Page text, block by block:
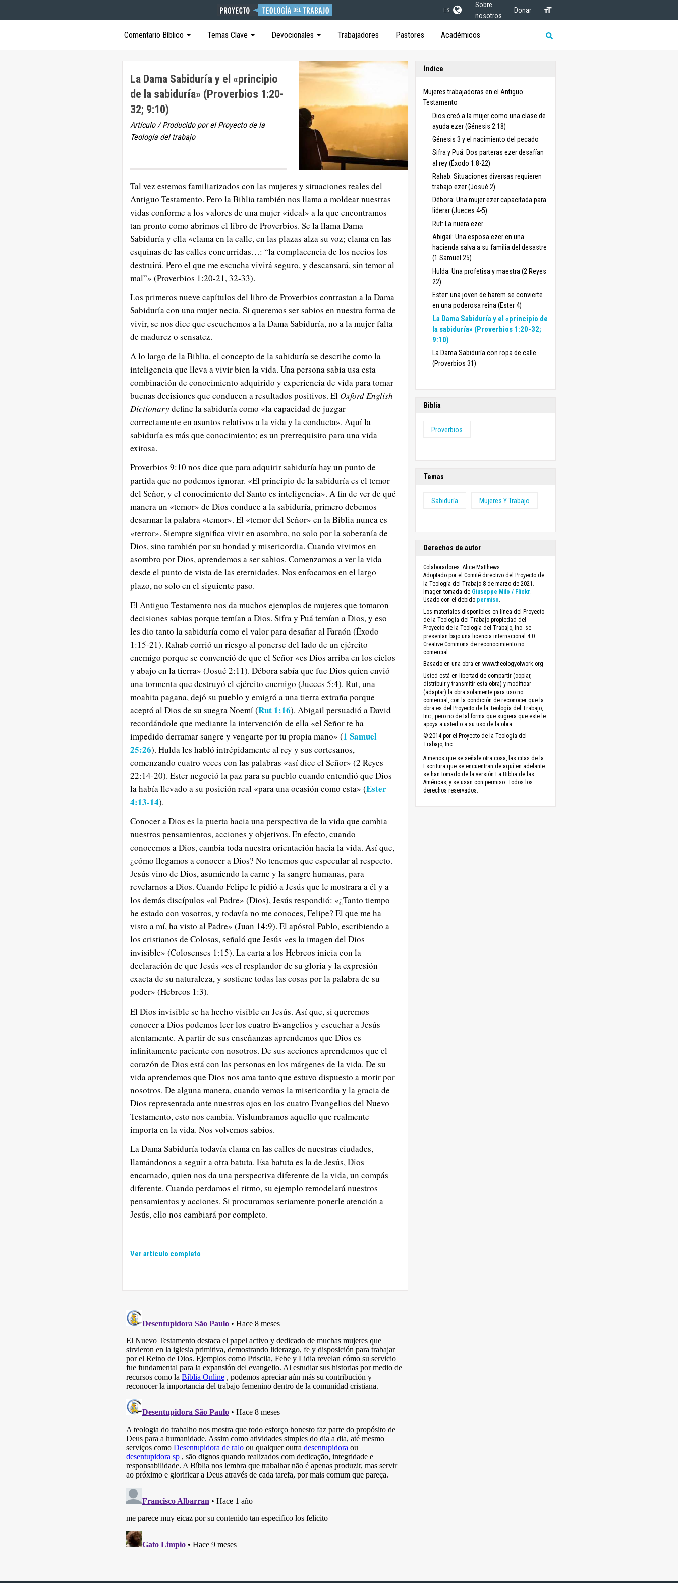
ES
Sobre
nosotros
Donar
Comentario Bíblico Temas Clave Devocionales Trabajadores Pastores Académicos
La Dama Sabiduría y el «principio
de la sabiduría» (Proverbios 1:20-
32; 9:10)
Artículo / Producido por el Proyecto de la
Teología del trabajo
Tal vez estemos familiarizados con las mujeres y situaciones reales del
Antiguo Testamento. Pero la Biblia también nos llama a moldear nuestras
vidas conforme a los valores de una mujer «ideal» a la que encontramos
tan pronto como abrimos el libro de Proverbios. Se la llama Dama
Sabiduría y ella «clama en la calle, en las plazas alza su voz; clama en las
esquinas de las calles concurridas…: “la complacencia de los necios los
destruirá. Pero el que me escucha vivirá seguro, y descansará, sin temor al
mal”» (Proverbios 1:20-21, 32-33).
Los primeros nueve capítulos del libro de Proverbios contrastan a la Dama
Sabiduría con una mujer necia. Si queremos ser sabios en nuestra forma de
vivir, se nos dice que escuchemos a la Dama Sabiduría, no a la mujer falta
de madurez o sensatez.
A lo largo de la Biblia, el concepto de la sabiduría se describe como la
inteligencia que lleva a vivir bien la vida. Una persona sabia usa esta
combinación de conocimiento adquirido y experiencia de vida para tomar
buenas decisiones que conducen a resultados positivos. El Oxford English
Dictionarydefine la sabiduría como «la capacidad de juzgar
correctamente en asuntos relativos a la vida y la conducta». Aquí la
sabiduría es más que conocimiento; es un prerrequisito para una vida
exitosa.
Proverbios 9:10 nos dice que para adquirir sabiduría hay un punto de
partida que no podemos ignorar. «El principio de la sabiduría es el temor
del Señor, y el conocimiento del Santo es inteligencia». A fin de ver de qué
manera un «temor» de Dios conduce a la sabiduría, primero debemos
desarmar la palabra «temor». El «temor del Señor» en la Biblia nunca es
«terror». Siempre significa vivir en asombro, no solo por la soberanía de
Dios, sino también por su bondad y misericordia. Cuando vivimos en
asombro por Dios, aprendemos a ser sabios. Comenzamos a ver la vida
desde el punto de vista de las eternidades. Nos enfocamos en el largo
plazo, no solo en el siguiente paso.
El Antiguo Testamento nos da muchos ejemplos de mujeres que tomaron
decisiones sabias porque temían a Dios. Sifra y Puá temían a Dios, y eso
les dio tanto la sabiduría como el valor para desafiar al Faraón (Éxodo
1:15-21). Rahab corrió un riesgo al ponerse del lado de un ejército
enemigo porque se convenció de que el Señor «es Dios arriba en los cielos
y abajo en la tierra» (Josué 2:11). Débora sabía que fue Dios quien envió
una tormenta que destruyó el ejército enemigo (Jueces 5:4). Rut, una
moabita pagana, dejó su pueblo y emigró a una tierra extraña porque
aceptó al Dios de su suegra Noemí (Rut 1:16). Abigail persuadió a David
recordándole que mediante la intervención de ella «el Señor te ha
impedido derramar sangre y vengarte por tu propia mano» (1 Samuel
25:26). Hulda les habló intrépidamente al rey y sus cortesanos,
comenzando cuatro veces con las palabras «así dice el Señor» (2 Reyes
22:14-20). Ester negoció la paz para su pueblo cuando entendió que Dios
la había llevado a su posición real «para una ocasión como esta» (Ester
4:13-14).
Conocer a Dios es la puerta hacia una perspectiva de la vida que cambia
nuestros pensamientos, acciones y objetivos. En efecto, cuando
conocemos a Dios, cambia toda nuestra orientación hacia la vida. Así que,
¿cómo llegamos a conocer a Dios? No tenemos que especular al respecto.
Jesús vino de Dios, asumiendo la carne y la sangre humanas, para
revelarnos a Dios. Cuando Felipe le pidió a Jesús que le mostrara a él y a
los demás discípulos «al Padre» (Dios), Jesús respondió: «¿Tanto tiempo
he estado con vosotros, y todavía no me conoces, Felipe? El que me ha
visto a mí, ha visto al Padre» (Juan 14:9). El apóstol Pablo, escribiendo a
los cristianos de Colosas, señaló que Jesús «es la imagen del Dios
invisible» (Colosenses 1:15). La carta a los Hebreos inicia con la
declaración de que Jesús «es el resplandor de su gloria y la expresión
exacta de su naturaleza, y sostiene todas las cosas por la palabra de su
poder» (Hebreos 1:3).
El Dios invisible se ha hecho visible en Jesús. Así que, si queremos
conocer a Dios podemos leer los cuatro Evangelios y escuchar a Jesús
atentamente. A partir de sus enseñanzas aprendemos que Dios es
infinitamente paciente con nosotros. De sus acciones aprendemos que el
corazón de Dios está con las personas en los márgenes de la vida. De su
vida aprendemos que Dios nos ama tanto que estuvo dispuesto a morir por
nosotros. De alguna manera, cuando vemos la misericordia y la gracia de
Dios representada ante nuestros ojos en los cuatro Evangelios del Nuevo
Testamento, esto nos cambia. Vislumbramos aquello que realmente
importa en la vida. Nos volvemos sabios.
La Dama Sabiduría todavía clama en las calles de nuestras ciudades,
llamándonos a seguir a otra batuta. Esa batuta es la de Jesús, Dios
encarnado, quien nos da una perspectiva diferente de la vida, un compás
diferente. Cuando perdamos el ritmo, su ejemplo remodelará nuestros
pensamientos y acciones. Si procuramos seriamente ponerle atención a
Jesús, ello nos cambiará por completo.
Ver artículo completo
Índice
Mujeres trabajadoras en el Antiguo
Testamento
Dios creó a la mujer como una clase de
ayuda ezer (Génesis 2:18)
Génesis 3 y el nacimiento del pecado
Sifra y Puá: Dos parteras ezer desafían
al rey (Éxodo 1:8-22)
Rahab: Situaciones diversas requieren
trabajo ezer (Josué 2)
Débora: Una mujer ezer capacitada para
liderar (Jueces 4-5)
Rut: La nuera ezer
Abigail: Una esposa ezer en una
hacienda salva a su familia del desastre
(1 Samuel 25)
Hulda: Una profetisa y maestra (2 Reyes
22)
Ester: una joven de harem se convierte
en una poderosa reina (Ester 4)
La Dama Sabiduría y el «principio de
la sabiduría» (Proverbios 1:20-32;
9:10)
La Dama Sabiduría con ropa de calle
(Proverbios 31)
Biblia
Proverbios
Temas
Sabiduría Mujeres Y Trabajo
Derechos de autor
Colaboradores: Alice Matthews
Adoptado por el Comité directivo del Proyecto de
la Teología del Trabajo 8 de marzo de 2021.
Imagen tomada de Giuseppe Milo / Flickr.
Usado con el debido permiso.
Los materiales disponibles en línea del Proyecto
de la Teología del Trabajo propiedad del
Proyecto de la Teología del Trabajo, Inc. se
presentan bajo una licencia internacional 4.0
Creative Commons de reconocimiento no
comercial.
Basado en una obra en www.theologyofwork.org
Usted está en libertad de compartir (copiar,
distribuir y transmitir esta obra) y modificar
(adaptar) la obra solamente para uso no
comercial, con la condición de reconocer que la
obra es del Proyecto de la Teología del Trabajo,
Inc., pero no de tal forma que sugiera que este le
apoya a usted o a su uso de la obra.
© 2014 por el Proyecto de la Teología del
Trabajo, Inc.
A menos que se señale otra cosa, las citas de la
Escritura que se encuentran de aquí en adelante
se han tomado de la versión La Biblia de las
Américas, y se usan con permiso. Todos los
derechos reservados.